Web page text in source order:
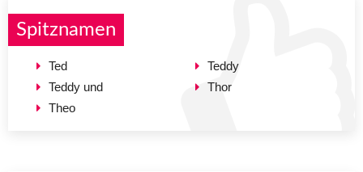
Spitznamen
Ted
Teddy und
Theo
Teddy
Thor